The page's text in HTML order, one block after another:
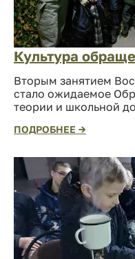
Культура
Вторым занятием
стало ожидаемое
теории и школьной
ПОДРОБНЕЕ →